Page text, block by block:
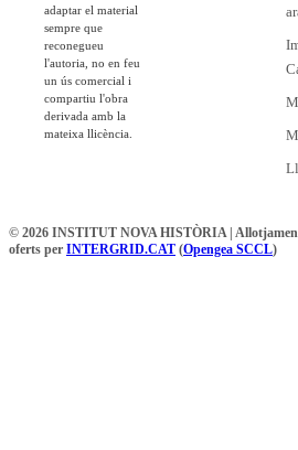
adaptar el material
sempre que
reconegueu
l'autoria, no en feu
un ús comercial i
compartiu l'obra
derivada amb la
mateixa llicència.
© 2026 INSTITUT NOVA HISTÒRIA |
oferts per INTERGRID.CAT (Opengea SCCL)